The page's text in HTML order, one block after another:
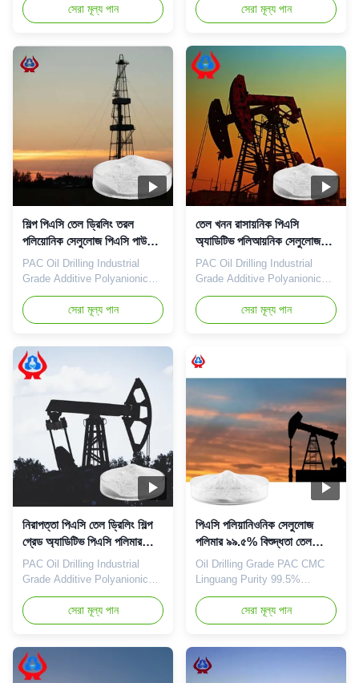
Biochemical Co., Ltd is a
professional high-tech
established in 2010.which is a
branch company of Dongying
Linguang New Material Co.,
Ltd. We engage in the
development, manufacture,
sales and service of sodium
সেরা মূল্য পান
The "Linguang" brand CMC
independently developed by
viscosity, high degree of
substitution and high mesh
permeability has become a
well-known brand in domestic
and foreign markets. The
product uses ...
সেরা মূল্য পান
শিল্প পিএসি তেল ড্রিলিং তরল
পলিয়োনিক সেলুলোজ পিএসি পাউডার
অ্যাডিটিভ
PAC Oil Drilling Industrial
Grade Additive Polyanionic
Cellulose Our advantages:
The company has built a
mechanized and highly
to achieve an annual output of
20,000 tons of high-quality
CMC at full capacity. In recent
years, due to repeated
epidemics and heavy
environment...
সেরা মূল্য পান
তেল খনন রাসায়নিক পিএসি
অ্যাডিটিভ পলিআয়নিক সেলুলোজ
ইন্ডাস্ট্রিয়াল গ্রেড
PAC Oil Drilling Industrial
Grade Additive Polyanionic
Cellulose Our advantages: 1.
Professional R&D center with
strong technical force The
the research of various
cellulase products with an
annual output of 20,000 tons
of sodium
carboxymethylcellulose
(CMC). 2. Strictly ...
সেরা মূল্য পান
নিরাপত্তা পিএসি তেল ড্রিলিং শিল্প
গ্রেড অ্যাডিটিভ পিএসি পলিমার
ISO9001
PAC Oil Drilling Industrial
Grade Additive Polyanionic
Cellulose Our advantages:
The "Linguang" brand CMC
independently developed by
viscosity, high degree of
substitution and high mesh
সেরা মূল্য পান
পিএসি পলিয়ানিওনিক সেলুলোজ
পলিমার ৯৯.৫% বিশুদ্ধতা তেল
ড্রিলিং গ্রেড
Oil Drilling Grade PAC CMC
Linguang Purity 99.5%
Sodium Carboxymethyl
Cellulose CMC 1. Product
description High quality grade
sodium, wholesale price in
Chinese factories *Stable
সেরা মূল্য পান